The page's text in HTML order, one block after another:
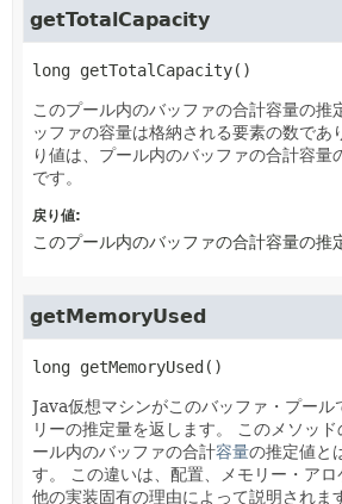
getTotalCapacity
long getTotalCapacity()
このプール内のバッファの合計容量の推
ッファの容量は格納される要素の数であ
り値は、プール内のバッファの合計容量
です。
戻り値:
このプール内のバッファの合計容量の推
getMemoryUsed
long getMemoryUsed()
Java仮想マシンがこのバッファ・プール
リーの推定量を返します。
このメソッ
ール内のバッファの合計容量の推定値と
す。
この違いは、配置、メモリー・ア
他の実装固有の理由によって説明されま